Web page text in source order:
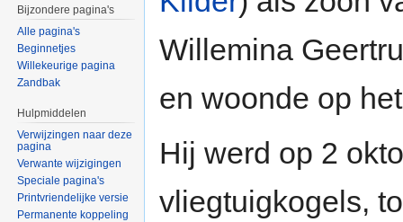
Willemina
en woonde op
Hij werd op 2
vliegtuigkogels,
Bijzondere pagina's
Alle pagina's
Beginnetjes
Willekeurige pagina
Zandbak
Hulpmiddelen
Verwijzingen naar deze
pagina
Verwante wijzigingen
Speciale pagina's
Printvriendelijke versie
Permanente koppeling